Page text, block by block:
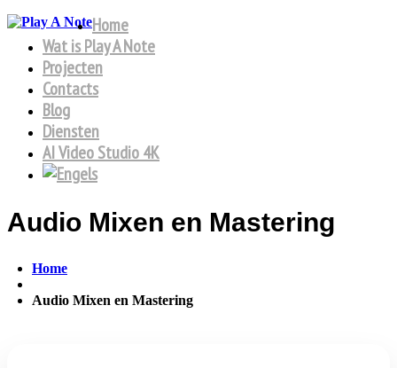
Home
Wat is Play A Note
Projecten
Contacts
Blog
Diensten
AI Video Studio 4K
Audio Mixen en Mastering
Home
Audio Mixen en Mastering